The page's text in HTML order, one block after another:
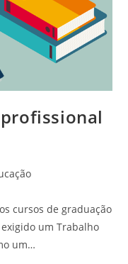
cursos de graduação
um Trabalho
um…